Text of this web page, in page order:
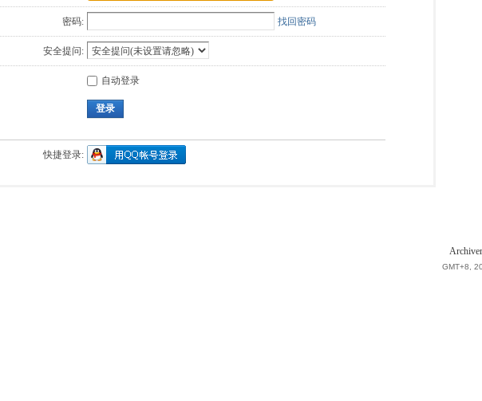
密码: 找回密码
安全提问:
自动登录
登录
快捷登录:
Archiver
GMT+8,